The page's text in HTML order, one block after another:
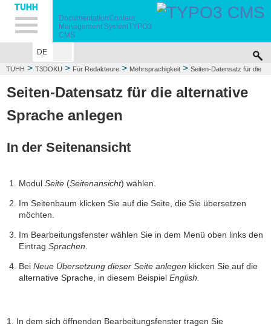
Hauptnavigation
Unternavigation
Inhalt
Suche
DocumentationContent
Management SystemTYPO3
CMS
DE
TUHH > T3DOKU > Für Redakteure > Mehrsprachigkeit > Seiten-Datensatz für die
Seiten-Datensatz für die alternative
Sprache anlegen
In der Seitenansicht
ModulSeite (Seitenansicht) wählen.
Im Seitenbaum klicken Sie auf die Seite, die Sie übersetzen
möchten.
Im Bearbeitungsfenster wählen Sie in dem Menü oben links den
EintragSprachen
BeiNeue Übersetzung dieser Seite anlegen klicken Sie auf die
alternative Sprache, in diesem Beispiel English.
1. In dem sich öffnenden Bearbeitungsfenster tragen Sie